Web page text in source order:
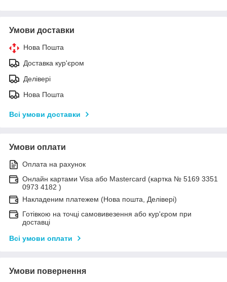
Умови доставки
Нова Пошта
Доставка кур'єром
Делівері
Нова Пошта
Всі умови доставки
Умови оплати
Оплата на рахунок
Онлайн картами Visa або Mastercard (картка № 5169 3351
0973 4182 )
Накладеним платежем (Нова пошта, Делівері)
Готівкою на точці самовивезення або кур'єром при
доставці
Всі умови оплати
Умови повернення